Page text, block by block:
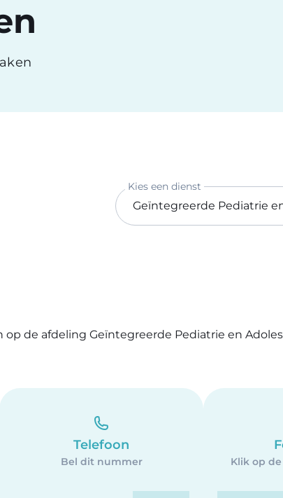
Kies een dienst
de afdeling Geïntegreerde Pediatrie en
Telefoon
Bel dit nummer Klik op